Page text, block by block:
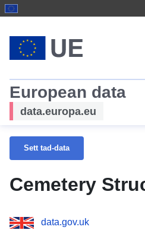
European data
data.europa.eu
Sett tad-data
Cemetery
data.gov.uk